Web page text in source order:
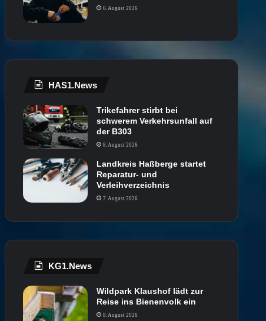
6. August 2026
HAS1.News
Trikefahrer stirbt bei
schwerem Verkehrsunfall auf
der B303
8. August 2026
Landkreis Haßberge startet
Reparatur- und
Verleihverzeichnis
7. August 2026
KG1.News
Wildpark Klaushof lädt zur
Reise ins Bienenvolk ein
8. August 2026